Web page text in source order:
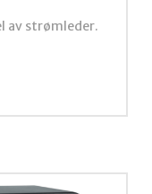
av strømleder.